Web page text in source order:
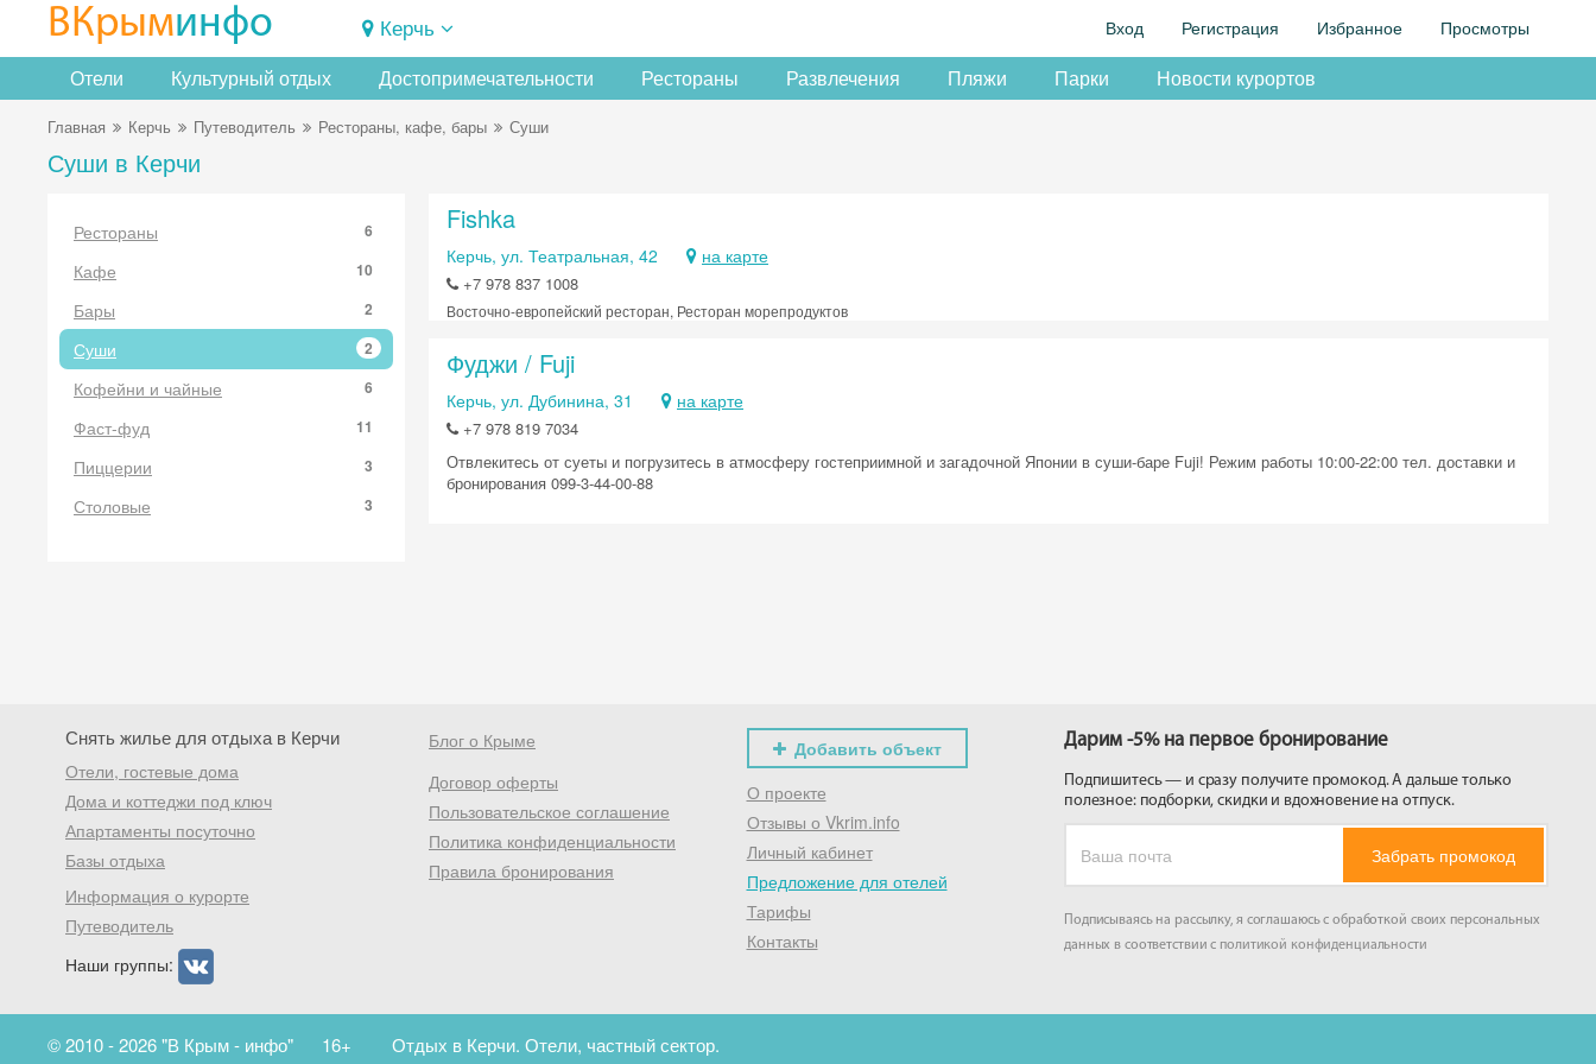
ВКрыминфо Керчь Вход Регистрация Избранное Просмотры
Отели Культурный отдых Достопримечательности Рестораны Развлечения Пляжи Парки Новости курортов
Главная Керчь Путеводитель Рестораны, кафе, бары Суши
Суши в Керчи
Рестораны 6
Кафе 10
Бары 2
Суши 2
Кофейни и чайные 6
Фаст-фуд 11
Пиццерии 3
Столовые 3
Fishka
Керчь, ул. Театральная, 42 на карте
+7 978 837 1008
Восточно-европейский ресторан, Ресторан морепродуктов
Фуджи / Fuji
Керчь, ул. Дубинина, 31 на карте
+7 978 819 7034
Отвлекитесь от суеты и погрузитесь в атмосферу гостеприимной и загадочной Японии в суши-баре Fuji! Режим работы 10:00-22:00 тел. доставки и
бронирования 099-3-44-00-88
Снять жилье для отдыха в Керчи
Отели, гостевые дома
Дома и коттеджи под ключ
Апартаменты посуточно
Базы отдыха
Информация о курорте
Путеводитель
Наши группы:
Блог о Крыме
Договор оферты
Пользовательское соглашение
Политика конфиденциальности
Правила бронирования
Добавить объект
О проекте
Отзывы о Vkrim.info
Личный кабинет
Предложение для отелей
Тарифы
Контакты
Дарим -5% на первое бронирование
Подпишитесь — и сразу получите промокод. А дальше только
полезное: подборки, скидки и вдохновение на отпуск.
Забрать промокод
Подписываясь на рассылку, я соглашаюсь с обработкой своих персональных
данных в соответствии с политикой конфиденциальности
© 2010 - 2026 "В Крым - инфо" 16+ Отдых в Керчи. Отели, частный сектор.